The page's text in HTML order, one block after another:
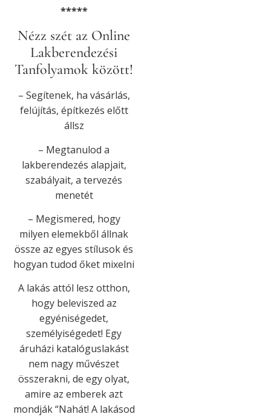
*****
Nézz szét az Online
Lakberendezési
Tanfolyamok között!
– Segítenek, ha vásárlás,
felújítás, építkezés előtt
állsz
– Megtanulod a
lakberendezés alapjait,
szabályait, a tervezés
menetét
– Megismered, hogy
milyen elemekből állnak
össze az egyes stílusok és
hogyan tudod őket mixelni
A lakás attól lesz otthon,
hogy beleviszed az
egyéniségedet,
személyiségedet! Egy
áruházi katalóguslakást
nem nagy művészet
összerakni, de egy olyat,
amire az emberek azt
mondják “Nahát! A lakásod